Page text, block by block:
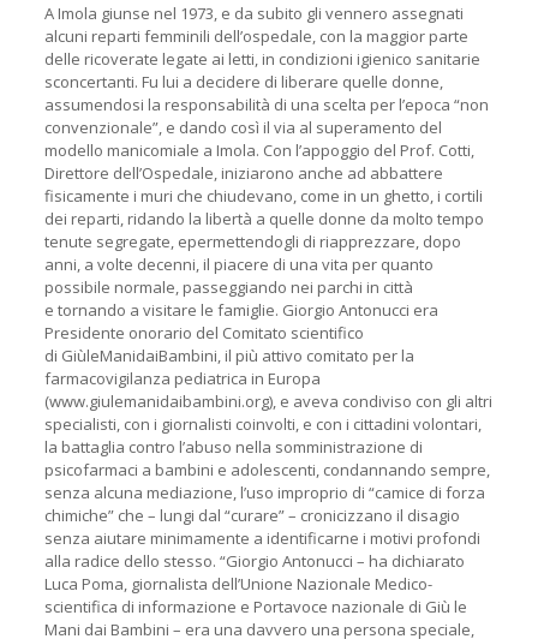
A Imola giunse nel 1973, e da subito gli vennero assegnati
alcuni reparti femminili dell’ospedale, con la maggior parte
delle ricoverate legate ai letti, in condizioni igienico sanitarie
sconcertanti. Fu lui a decidere di liberare quelle donne,
assumendosi la responsabilità di una scelta per l’epoca “non
convenzionale”, e dando così il via al superamento del
modello manicomiale a Imola. Con l’appoggio del Prof. Cotti,
Direttore dell’Ospedale, iniziarono anche ad abbattere
fisicamente i muri che chiudevano, come in un ghetto, i cortili
dei reparti, ridando la libertà a quelle donne da molto tempo
tenute segregate, epermettendogli di riapprezzare, dopo
anni, a volte decenni, il piacere di una vita per quanto
possibile normale, passeggiando nei parchi in città
e tornando a visitare le famiglie. Giorgio Antonucci era
Presidente onorario del Comitato scientifico
di GiùleManidaiBambini, il più attivo comitato per la
farmacovigilanza pediatrica in Europa
(www.giulemanidaibambini.org), e aveva condiviso con gli altri
specialisti, con i giornalisti coinvolti, e con i cittadini volontari,
la battaglia contro l’abuso nella somministrazione di
psicofarmaci a bambini e adolescenti, condannando sempre,
senza alcuna mediazione, l’uso improprio di “camice di forza
chimiche” che – lungi dal “curare” – cronicizzano il disagio
senza aiutare minimamente a identificarne i motivi profondi
alla radice dello stesso. “Giorgio Antonucci – ha dichiarato
Luca Poma, giornalista dell’Unione Nazionale Medico-
scientifica di informazione e Portavoce nazionale di Giù le
Mani dai Bambini – era una davvero una persona speciale,